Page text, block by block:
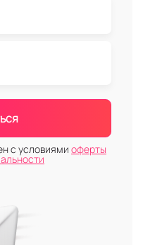
с условиями оферты